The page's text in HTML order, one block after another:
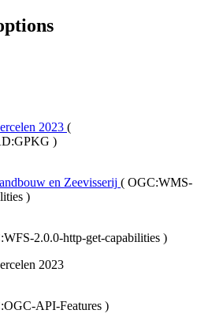
2023 (
)
en Zeevisserij ( OGC:WMS-
)
2.0.0-http-get-capabilities )
2023
API-Features )